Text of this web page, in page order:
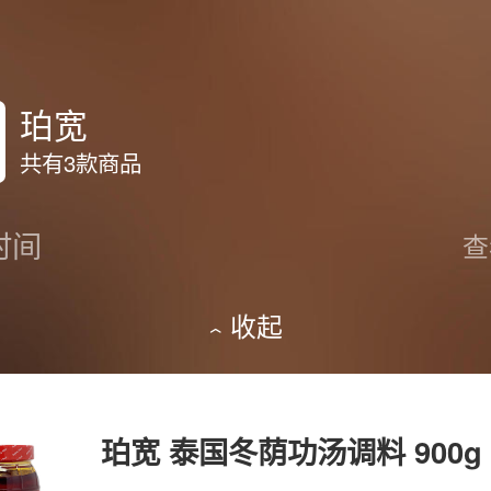
珀宽
共有3款商品
收起
珀宽 泰国冬荫功汤调料 900g